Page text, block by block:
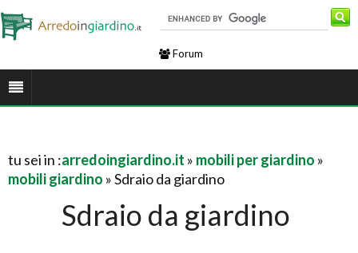
Forum
tu sei in :arredoingiardino.it » mobili per giardino »
mobili giardino » Sdraio da giardino
Sdraio da giardino